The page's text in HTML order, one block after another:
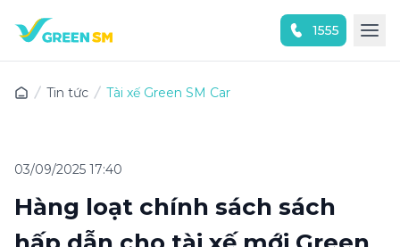
1555
Tin tức Tài xế Green SM Car
03/09/2025 17:40
Hàng loạt chính sách sách